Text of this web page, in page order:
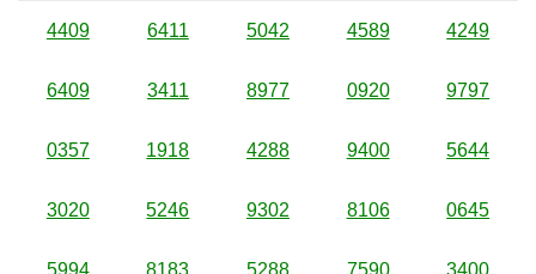
4409 6411 5042 4589 4249
6409 3411 8977 0920 9797
0357 1918 4288 9400 5644
3020 5246 9302 8106 0645
5994 8183 5288 7590 3400